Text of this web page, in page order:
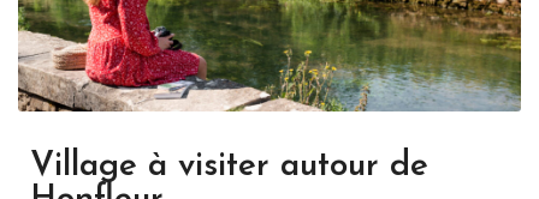
Village à visiter autour de